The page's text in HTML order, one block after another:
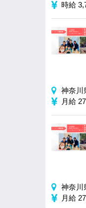
時給
神奈川
月給
神奈川
月給